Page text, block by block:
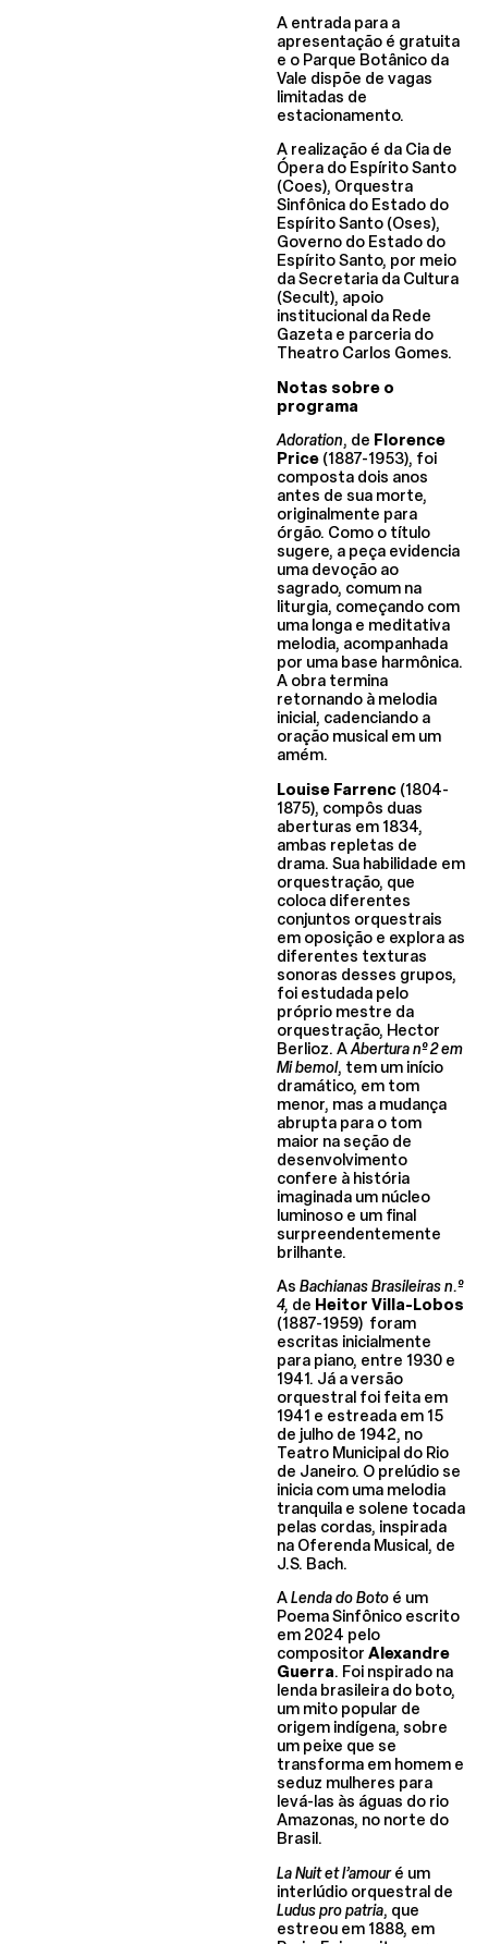
A entrada para a
apresentação é gratuita
e o Parque Botânico da
Vale dispõe de vagas
limitadas de
estacionamento.
A realização é da Cia de
Ópera do Espírito Santo
(Coes), Orquestra
Sinfônica do Estado do
Espírito Santo (Oses),
Governo do Estado do
Espírito Santo, por meio
da Secretaria da Cultura
(Secult), apoio
institucional da Rede
Gazeta e parceria do
Theatro Carlos Gomes.
Notas sobre o
programa
Adoration, de Florence
Price (1887-1953), foi
composta dois anos
antes de sua morte,
originalmente para
órgão. Como o título
sugere, a peça evidencia
uma devoção ao
sagrado, comum na
liturgia, começando com
uma longa e meditativa
melodia, acompanhada
por uma base harmônica.
A obra termina
retornando à melodia
inicial, cadenciando a
oração musical em um
amém.
Louise Farrenc (1804-
1875), compôs duas
aberturas em 1834,
ambas repletas de
drama. Sua habilidade em
orquestração, que
coloca diferentes
conjuntos orquestrais
em oposição e explora as
diferentes texturas
sonoras desses grupos,
foi estudada pelo
próprio mestre da
orquestração, Hector
Berlioz. AAbertura nº 2 em
Mi bemol, tem um início
dramático, em tom
menor, mas a mudança
abrupta para o tom
maior na seção de
desenvolvimento
confere à história
imaginada um núcleo
luminoso e um final
surpreendentemente
brilhante.
AsBachianas Brasileiras n.º
4, de Heitor Villa-Lobos
(1887-1959) foram
escritas inicialmente
para piano, entre 1930 e
1941. Já a versão
orquestral foi feita em
1941 e estreada em 15
de julho de 1942, no
Teatro Municipal do Rio
de Janeiro. O prelúdio se
inicia com uma melodia
tranquila e solene tocada
pelas cordas, inspirada
na Oferenda Musical, de
J.S. Bach.
ALenda do Boto é um
Poema Sinfônico escrito
em 2024 pelo
compositorAlexandre
Guerra. Foi nspirado na
lenda brasileira do boto,
um mito popular de
origem indígena, sobre
um peixe que se
transforma em homem e
seduz mulheres para
levá-las às águas do rio
Amazonas, no norte do
Brasil.
La Nuit et l’amouré um
interlúdio orquestral de
Ludus pro patria, que
estreou em 1888, em